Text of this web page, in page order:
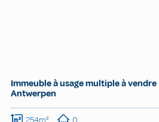
Immeuble à usage multiple à vendre
Antwerpen